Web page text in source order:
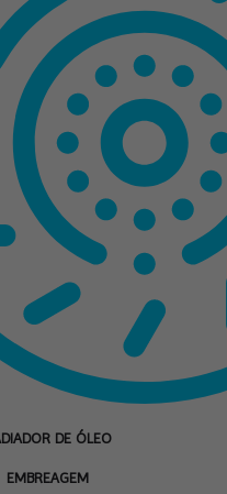
DE ÓLEO
EMBREAGEM